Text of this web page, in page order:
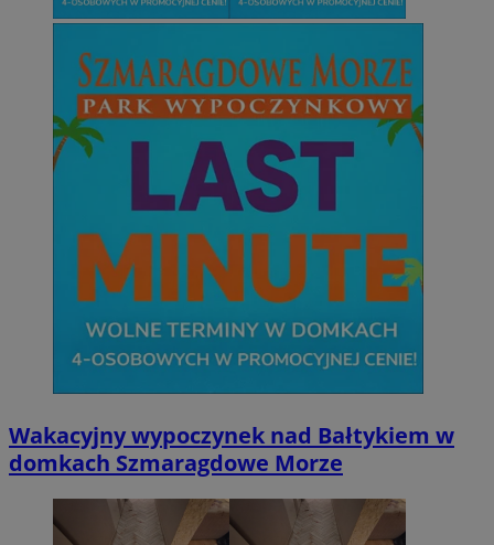
Wakacyjny wypoczynek nad Bałtykiem w
domkach Szmaragdowe Morze